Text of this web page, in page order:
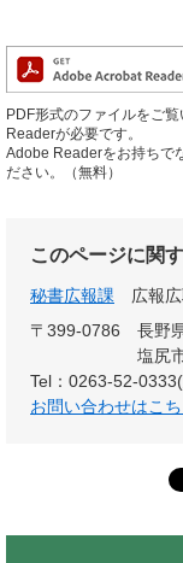
PDF形式のファイルをご
Readerが必要です。
Adobe Readerをお持ちで
ださい。（無料）
このページに関
秘書広報課
広報
〒399-0786
長野
塩尻
Tel：0263-52-
お問い合わせはこち